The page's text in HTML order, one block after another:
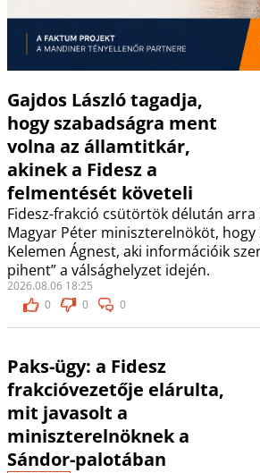
Gajdos László tagadja,
hogy szabadságra ment
volna az államtitkár,
akinek a Fidesz a
felmentését követeli
Fidesz-frakció csütörtök délután
Magyar Péter miniszterelnököt, hogy
Kelemen Ágnest, aki információik
pihent” a válsághelyzet idején.
2026.08.06 18:25
0
0 0
Paks-ügy: a Fidesz
frakcióvezetője elárulta,
mit javasolt a
miniszterelnöknek a
Sándor-palotában